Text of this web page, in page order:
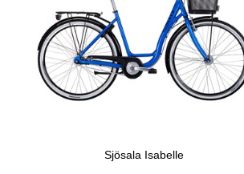
Sjösala Isabelle